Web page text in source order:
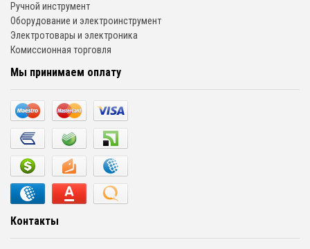
Ручной инструмент
Оборудование и электроинструмент
Электротовары и электроника
Комиссионная торговля
Мы принимаем оплату
Контакты